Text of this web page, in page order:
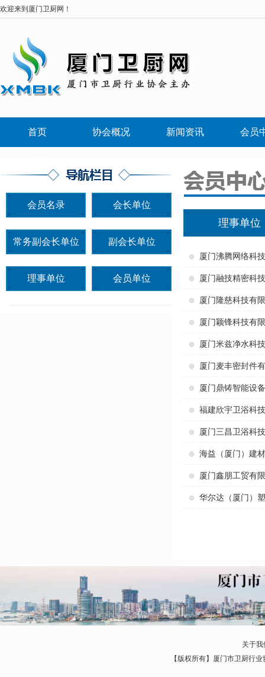
欢迎来到厦门卫厨网！
首页 协会概况 新闻资讯 会员
会员名录 会长单位
常务副会长单位 副会长单位
理事单位 会员单位
理事单位
厦门沸腾网络科
厦门融技精密科
厦门隆慈科技有
厦门颖锋科技有
厦门米兹净水科
厦门麦丰密封件
厦门鼎铸智能设
福建欣宇卫浴科
厦门三昌卫浴科
海益（厦门）建
厦门鑫朋工贸有
华尔达（厦门）
关于我
【版权所有】厦门市卫厨行